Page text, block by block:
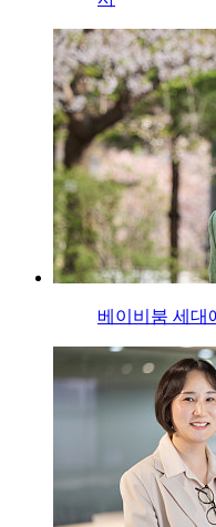
베이비붐 세대